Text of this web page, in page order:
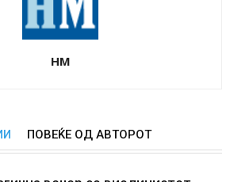
НМ
ПОВЕЌЕ ОД АВТОРОТ